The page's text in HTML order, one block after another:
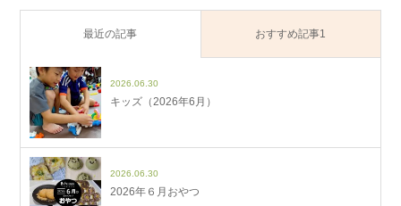
最近の記事 おすすめ記事1
2026.06.30
キッズ（2026年6月）
2026.06.30
2026年６月おやつ